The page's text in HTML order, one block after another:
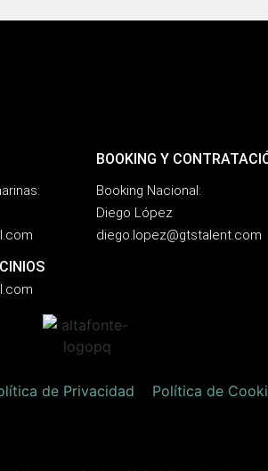
BOOKING Y
Booking Nacional:
Diego López
diego.lopez@gtstalent.com
de Privacidad Política de